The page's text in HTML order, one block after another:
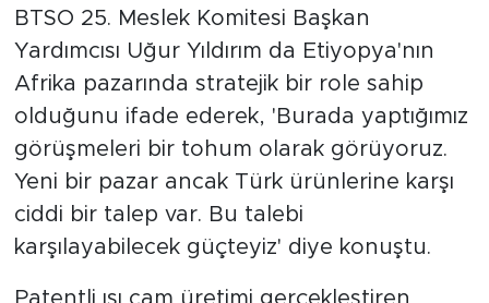
BTSO 25. Meslek Komitesi Başkan
Yardımcısı Uğur Yıldırım da Etiyopya'nın
Afrika pazarında stratejik bir role sahip
olduğunu ifade ederek, 'Burada yaptığımız
görüşmeleri bir tohum olarak görüyoruz.
Yeni bir pazar ancak Türk ürünlerine karşı
ciddi bir talep var. Bu talebi
karşılayabilecek güçteyiz' diye konuştu.
Patentli ısı cam üretimi gerçekleştiren